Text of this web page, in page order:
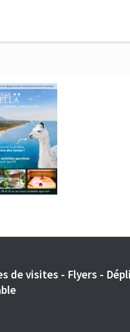
visites - Flyers -